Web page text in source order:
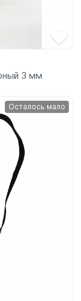
3 мм
Осталось мало